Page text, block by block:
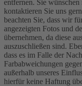
entfernen. Sie
kontaktieren Sie uns
beachten Sie, dass wir
angezeigten Fotos und
übernehmen, da diese
auszuschließen sind.
dass es im Falle der
Farbabweichungen
außerhalb unseres
hierfür keine Haftung